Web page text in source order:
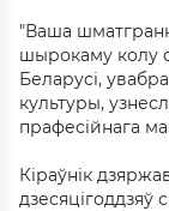
"Ваша
шырокаму колу
Беларусі,
культуры,
прафесійнага
Кіраўнік
дзесяцігоддзяў